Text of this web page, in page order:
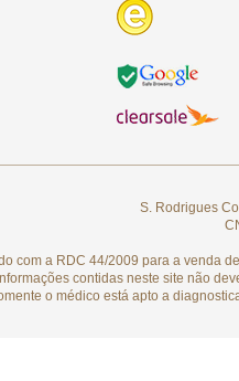
S. Rodrigues
com a RDC 44/2009 para a venda
contidas neste site não
o médico está apto a